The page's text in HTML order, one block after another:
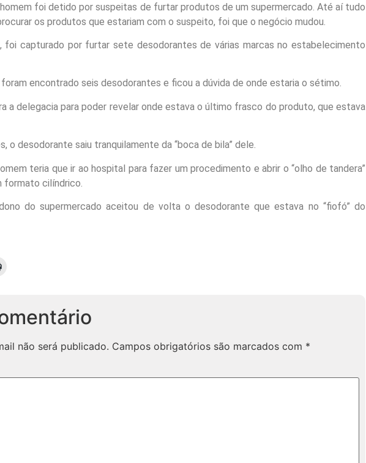
foi detido por suspeitas de furtar produtos de um supermercado. Até aí tudo
os produtos que estariam com o suspeito, foi que o negócio mudou.
foi capturado por furtar sete desodorantes de várias marcas no estabelecimento
encontrado seis desodorantes e ficou a dúvida de onde estaria o sétimo.
a delegacia para poder revelar onde estava o último frasco do produto, que estava
o desodorante saiu tranquilamente da “boca de bila” dele.
teria que ir ao hospital para fazer um procedimento e abrir o “olho de tandera”
formato cilíndrico.
do supermercado aceitou de volta o desodorante que estava no “fiofó” do
não será publicado. Campos obrigatórios são marcados com *